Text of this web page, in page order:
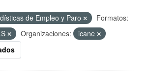
de Empleo y Paro
Formatos:
Organizaciones:
icane